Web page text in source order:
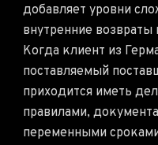
добавляет уровни
внутренние возвраты
Когда клиент из
поставляемый
приходится иметь
правилами,
переменными